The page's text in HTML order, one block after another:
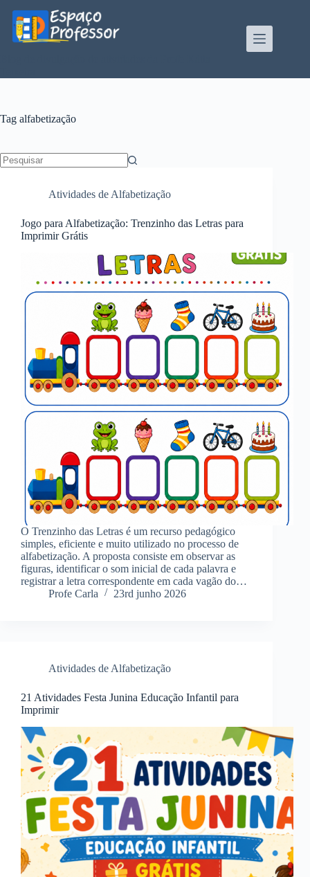
para
conteúdo
Tag alfabetização
Atividades de Alfabetização
Jogo para Alfabetização: Trenzinho das Letras para
Imprimir Grátis
O Trenzinho das Letras é um recurso pedagógico
simples, eficiente e muito utilizado no processo de
alfabetização. A proposta consiste em observar as
figuras, identificar o som inicial de cada palavra e
registrar a letra correspondente em cada vagão do…
Profe Carla
23rd junho 2026
Atividades de Alfabetização
21 Atividades Festa Junina Educação Infantil para
Imprimir